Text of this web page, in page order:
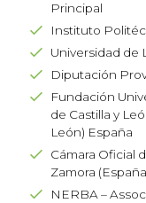
Principal
Instituto
Universidad de
Diputación
Fundación
de Castilla y
León) España
Cámara Oficial
Zamora
NERBA –